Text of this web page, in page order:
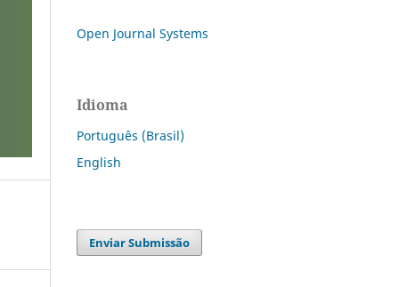
Open Journal Systems
Idioma
Português (Brasil)
English
Enviar Submissão